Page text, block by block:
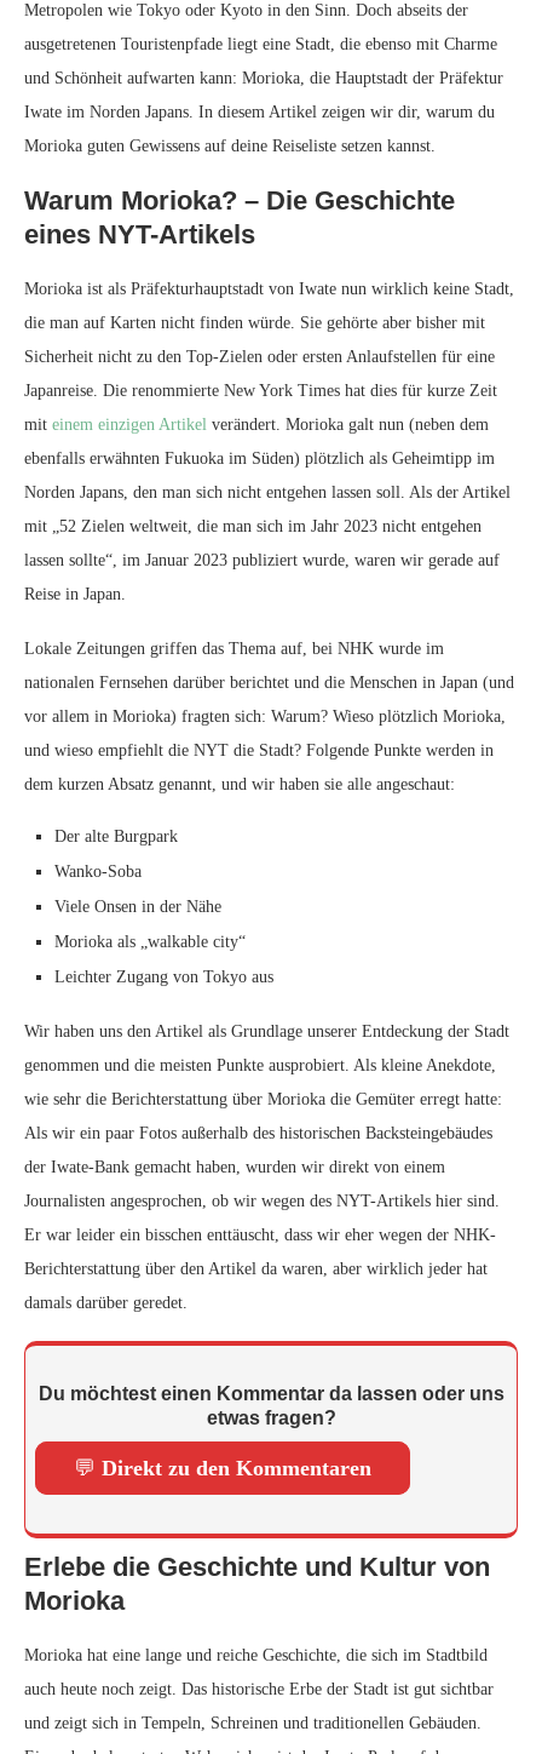
Metropolen wie Tokyo oder Kyoto in den Sinn. Doch abseits der
ausgetretenen Touristenpfade liegt eine Stadt, die ebenso mit Charme
und Schönheit aufwarten kann: Morioka, die Hauptstadt der Präfektur
Iwate im Norden Japans. In diesem Artikel zeigen wir dir, warum du
Morioka guten Gewissens auf deine Reiseliste setzen kannst.
Warum Morioka? – Die Geschichte
eines NYT-Artikels
Morioka ist als Präfekturhauptstadt von Iwate nun wirklich keine Stadt,
die man auf Karten nicht finden würde. Sie gehörte aber bisher mit
Sicherheit nicht zu den Top-Zielen oder ersten Anlaufstellen für eine
Japanreise. Die renommierte New York Times hat dies für kurze Zeit
mit einem einzigen Artikel verändert. Morioka galt nun (neben dem
ebenfalls erwähnten Fukuoka im Süden) plötzlich als Geheimtipp im
Norden Japans, den man sich nicht entgehen lassen soll. Als der Artikel
mit „52 Zielen weltweit, die man sich im Jahr 2023 nicht entgehen
lassen sollte“, im Januar 2023 publiziert wurde, waren wir gerade auf
Reise in Japan.
Lokale Zeitungen griffen das Thema auf, bei NHK wurde im
nationalen Fernsehen darüber berichtet und die Menschen in Japan (und
vor allem in Morioka) fragten sich: Warum? Wieso plötzlich Morioka,
und wieso empfiehlt die NYT die Stadt? Folgende Punkte werden in
dem kurzen Absatz genannt, und wir haben sie alle angeschaut:
Der alte Burgpark
Wanko-Soba
Viele Onsen in der Nähe
Morioka als „walkable city“
Leichter Zugang von Tokyo aus
Wir haben uns den Artikel als Grundlage unserer Entdeckung der Stadt
genommen und die meisten Punkte ausprobiert. Als kleine Anekdote,
wie sehr die Berichterstattung über Morioka die Gemüter erregt hatte:
Als wir ein paar Fotos außerhalb des historischen Backsteingebäudes
der Iwate-Bank gemacht haben, wurden wir direkt von einem
Journalisten angesprochen, ob wir wegen des NYT-Artikels hier sind.
Er war leider ein bisschen enttäuscht, dass wir eher wegen der NHK-
Berichterstattung über den Artikel da waren, aber wirklich jeder hat
damals darüber geredet.
Du möchtest einen Kommentar da lassen oder uns
etwas fragen?
💬 Direkt zu den Kommentaren
Erlebe die Geschichte und Kultur von
Morioka
Morioka hat eine lange und reiche Geschichte, die sich im Stadtbild
auch heute noch zeigt. Das historische Erbe der Stadt ist gut sichtbar
und zeigt sich in Tempeln, Schreinen und traditionellen Gebäuden.